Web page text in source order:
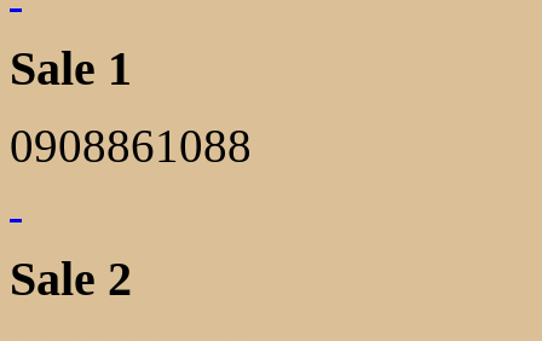
Sale 1
0908861088
Sale 2